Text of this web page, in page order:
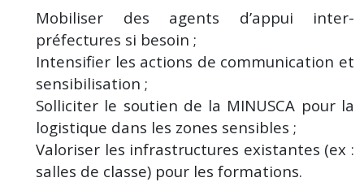
Mobiliser des agents d’appui inter-
préfectures si besoin ;
Intensifier les actions de communication et
sensibilisation ;
Solliciter le soutien de la MINUSCA pour la
logistique dans les zones sensibles ;
Valoriser les infrastructures existantes (ex :
salles de classe) pour les formations.